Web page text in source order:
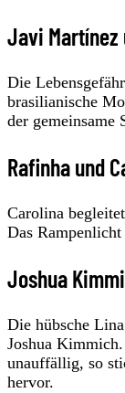
Javi Martínez
Die
brasilianische
der gemeinsame
Rafinha und
Carolina
Das
Joshua
Die hübsche
Joshua
unauffällig, so
hervor.